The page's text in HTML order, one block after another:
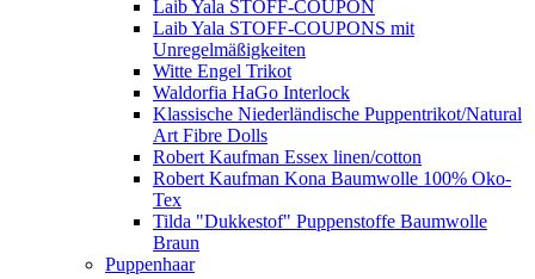
Laib Yala STOFF-COUPON
Laib Yala STOFF-COUPONS mit
Unregelmäßigkeiten
Witte Engel Trikot
Waldorfia HaGo Interlock
Klassische Niederländische Puppentrikot/Natural
Art Fibre Dolls
Robert Kaufman Essex linen/cotton
Robert Kaufman Kona Baumwolle 100% Oko-
Tex
Tilda "Dukkestof" Puppenstoffe Baumwolle
Braun
Puppenhaar